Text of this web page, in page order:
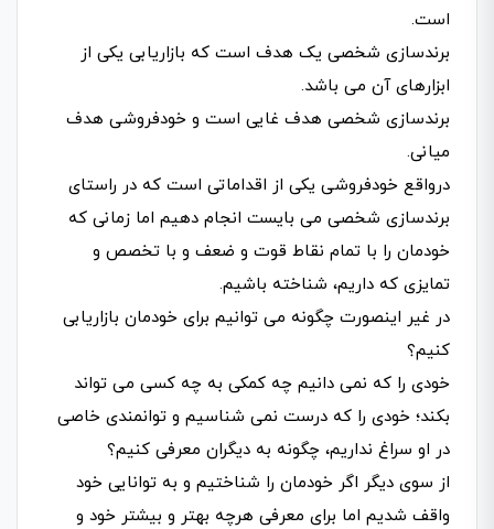
است.
برندسازی شخصی یک هدف است که بازاریابی یکی از
ابزارهای آن می باشد.
برندسازی شخصی هدف غایی است و خودفروشی هدف
میانی.
درواقع خودفروشی یکی از اقداماتی است که در راستای
برندسازی شخصی می بایست انجام دهیم اما زمانی که
خودمان را با تمام نقاط قوت و ضعف و با تخصص و
تمایزی که داریم، شناخته باشیم.
در غیر اینصورت چگونه می توانیم برای خودمان بازاریابی
کنیم؟
خودی را که نمی دانیم چه کمکی به چه کسی می تواند
بکند؛ خودی را که درست نمی شناسیم و توانمندی خاصی
در او سراغ نداریم، چگونه به دیگران معرفی کنیم؟
از سوی دیگر اگر خودمان را شناختیم و به توانایی خود
واقف شدیم اما برای معرفی هرچه بهتر و بیشتر خود و